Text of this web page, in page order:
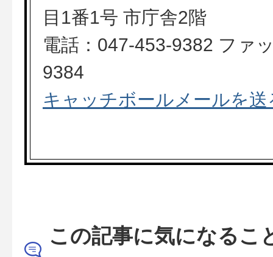
目1番1号 市庁舎2階
電話：047-453-9382 ファ
9384
キャッチボールメールを送
この記事に気になるこ